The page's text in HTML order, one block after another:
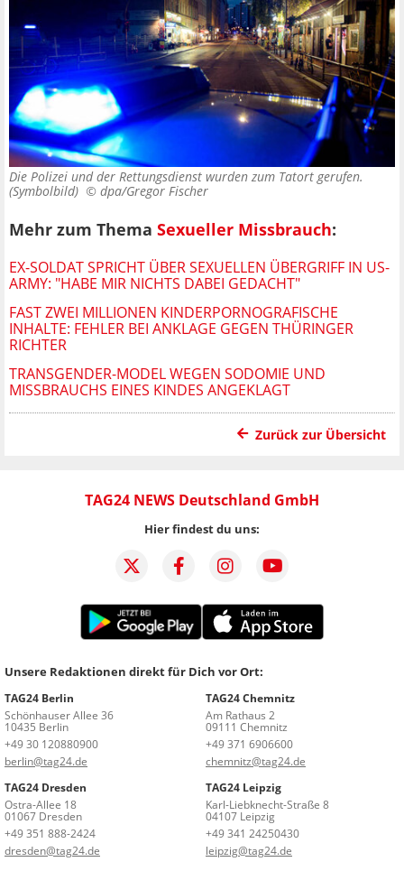
Die Polizei und der Rettungsdienst wurden zum Tatort gerufen.
(Symbolbild) © dpa/Gregor Fischer
Mehr zum Thema Sexueller Missbrauch:
EX-SOLDAT SPRICHT ÜBER SEXUELLEN ÜBERGRIFF IN US-
ARMY: "HABE MIR NICHTS DABEI GEDACHT"
FAST ZWEI MILLIONEN KINDERPORNOGRAFISCHE
INHALTE: FEHLER BEI ANKLAGE GEGEN THÜRINGER
RICHTER
TRANSGENDER-MODEL WEGEN SODOMIE UND
MISSBRAUCHS EINES KINDES ANGEKLAGT
Zurück zur Übersicht
TAG24 NEWS Deutschland GmbH
Hier findest du uns:
Unsere Redaktionen direkt für Dich vor Ort:
TAG24 Berlin
Schönhauser Allee 36
10435 Berlin
+49 30 120880900
berlin@tag24.de
TAG24 Chemnitz
Am Rathaus 2
09111 Chemnitz
+49 371 6906600
chemnitz@tag24.de
TAG24 Dresden
Ostra-Allee 18
01067 Dresden
+49 351 888-2424
dresden@tag24.de
TAG24 Leipzig
Karl-Liebknecht-Straße 8
04107 Leipzig
+49 341 24250430
leipzig@tag24.de